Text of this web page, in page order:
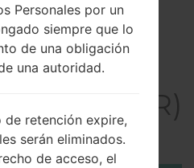
Flex 2
Personales por un
siempre que lo
de una obligación
una autoridad.
de retención expire,
serán eliminados.
de acceso, el